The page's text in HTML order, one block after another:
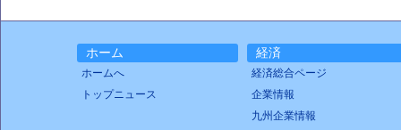
ホーム
ホームへ
トップニュース
経済
経済総合ページ
企業情報
九州企業情報